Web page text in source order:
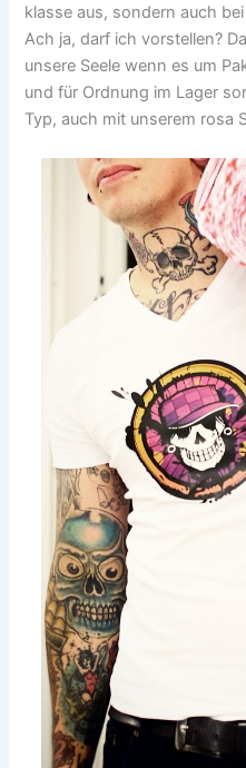
klasse aus, sondern auch
Ach ja, darf ich vorstellen?
unsere Seele wenn es um
und für Ordnung im Lager
Typ, auch mit unserem rosa